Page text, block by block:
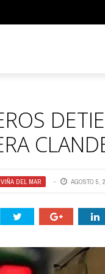
VIÑA DEL MAR AGOSTO 5,